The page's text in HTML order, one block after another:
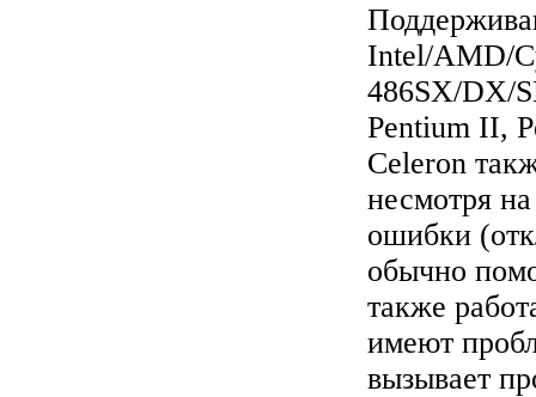
Intel/AMD/
486SX/DX/
Pentium II,
Celeron
несмотря
ошибки
обычно
также
имеют
вызывает